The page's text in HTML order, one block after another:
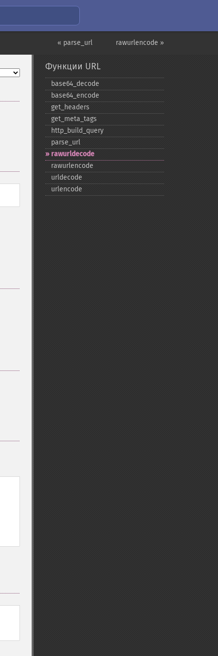
rawurlencode »
« parse_url
Функции URL
base64_​decode
base64_​encode
get_​headers
get_​meta_​tags
http_​build_​query
parse_​url
rawurldecode
rawurlencode
urldecode
urlencode